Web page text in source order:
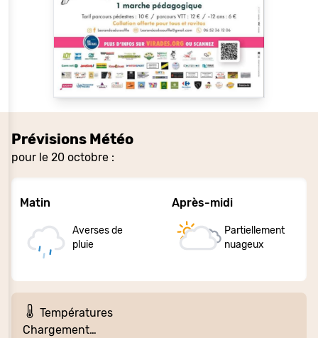
Prévisions Météo
pour le 20 octobre :
Matin
Averses de
pluie
Après-midi
Partiellement
nuageux
Températures
Chargement…